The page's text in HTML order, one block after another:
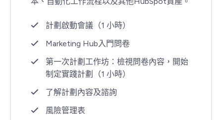
計劃啟動會議（1 小時）
Marketing Hub入門問卷
第一次計劃工作坊：檢視問卷內容，開始
制定實踐計劃（1 小時）
了解計劃內容及諮詢
風險管理表